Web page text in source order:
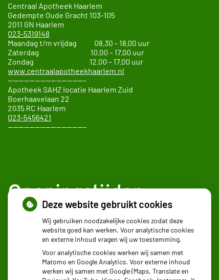
Centraal Apotheek Haarlem
Gedempte Oude Gracht 103-105
2011 GN Haarlem
023-5319148
Maandag t/m vrijdag 08.30 – 18.00 uur
Zaterdag 10.00 – 17.00 uur
Zondag 12.00 – 17.00 uur
www.centraalapotheekhaarlem.nl
——————————————–
Apotheek SAHZ locatie Haarlem Zuid
Boerhaavelaan 22
2035 RC Haarlem
023-5456421
——————————————–
Openingstijden
08.30 - 17:30
08.30 - 17:30
Woensdag:
08.30 - 17:30
Donderdag:
08.30 - 17:30
08.30 - 17:30
Deze website gebruikt cookies
Wij gebruiken noodzakelijke cookies zodat deze
website goed kan werken. Voor analytische cookies
en externe inhoud vragen wij uw toestemming.
Voor analytische cookies werken wij samen met
Matomo en Google Analytics. Voor externe inhoud
werken wij samen met Google (Maps, Translate en